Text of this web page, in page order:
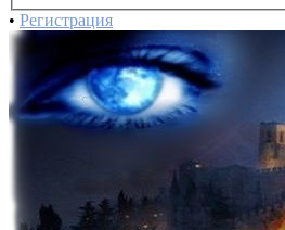
• Регистрация